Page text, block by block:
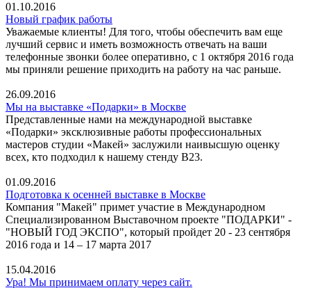
01.10.2016
Новый график работы
Уважаемые клиенты! Для того, чтобы обеспечить вам еще
лучший сервис и иметь возможность отвечать на ваши
телефонные звонки более оперативно, с 1 октября 2016 года
мы приняли решение приходить на работу на час раньше.
26.09.2016
Мы на выставке «Подарки» в Москве
Представленные нами на международной выставке
«Подарки» эксклюзивные работы профессиональных
мастеров студии «Макей» заслужили наивысшую оценку
всех, кто подходил к нашему стенду В23.
01.09.2016
Подготовка к осенней выставке в Москве
Компания "Макей" примет участие в Международном
Специализированном Выставочном проекте "ПОДАРКИ" -
"НОВЫЙ ГОД ЭКСПО", который пройдет 20 - 23 сентября
2016 года и 14 – 17 марта 2017
15.04.2016
Ура! Мы принимаем оплату через сайт.